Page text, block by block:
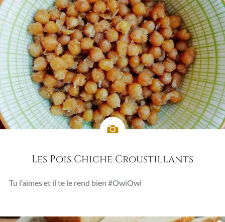
Les Pois Chiche Croustillants
Tu l’aimes et il te le rend bien #OwiOwi